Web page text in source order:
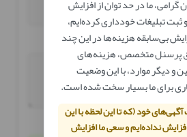
گرامی، ما در حد توان از افزایش
تبلیغات خودداری کرده‌ایم،
بی‌سابقه هزینه‌ها در این چند
پرسنل متخصص، هزینه‌های
و دیگر موارد، با این وضعیت
برای ما بسیار سخت شده است.
آگهی‌های خود (که تا این لحظه با این
نداده‌ایم و سعی ما افزایش